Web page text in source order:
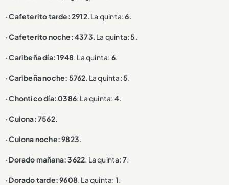
· Cafeterito tarde: 2912. La quinta:6.
· Cafeterito noche: 4373. La quinta:5.
· Caribeña día: 1948. La quinta: 6.
· Caribeña noche: 5762. La quinta:5.
· Chontico día: 0386. La quinta: 4.
· Culona: 7562.
· Culona noche: 9823.
· Dorado mañana: 3622. La quinta: 7.
· Dorado tarde: 9608. La quinta: 1.